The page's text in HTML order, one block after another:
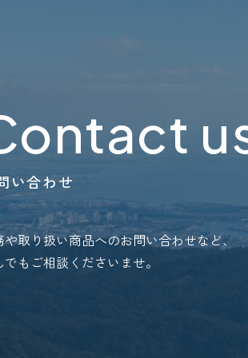
い合わせ
や取り扱い商品へのお問い合わせなど、
でもご相談くださいませ。